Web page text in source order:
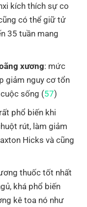
kích thích sự co
có thể giữ tử
35 tuần mang
xương: mức
giảm nguy cơ tổn
sống (57)
phổ biến khi
rút, làm giảm
Hicks và cũng
thuốc tốt nhất
khá phổ biến
kê toa nó như